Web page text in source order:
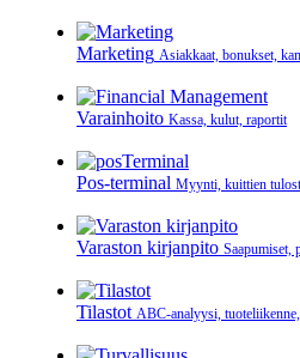
Marketing Asiakkaat, bonukset,
Varainhoito Kassa, kulut, raportit
Pos-terminal Myynti, kuittien
Varaston kirjanpito Saapumiset,
Tilastot ABC-analyysi,